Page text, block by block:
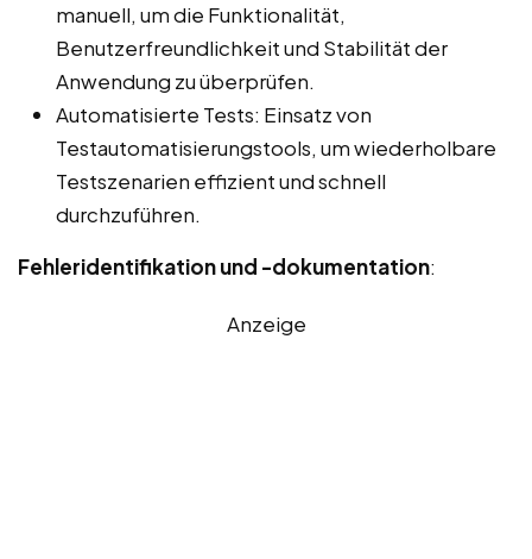
manuell, um die Funktionalität,
Benutzerfreundlichkeit und Stabilität der
Anwendung zu überprüfen.
Automatisierte Tests: Einsatz von
Testautomatisierungstools, um wiederholbare
Testszenarien effizient und schnell
durchzuführen.
Fehleridentifikation und -dokumentation:
Anzeige